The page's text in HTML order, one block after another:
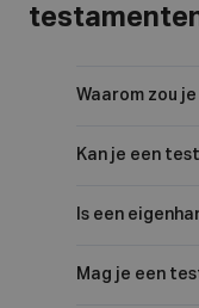
Waarom zou
Kan je een
Is een
Mag je een